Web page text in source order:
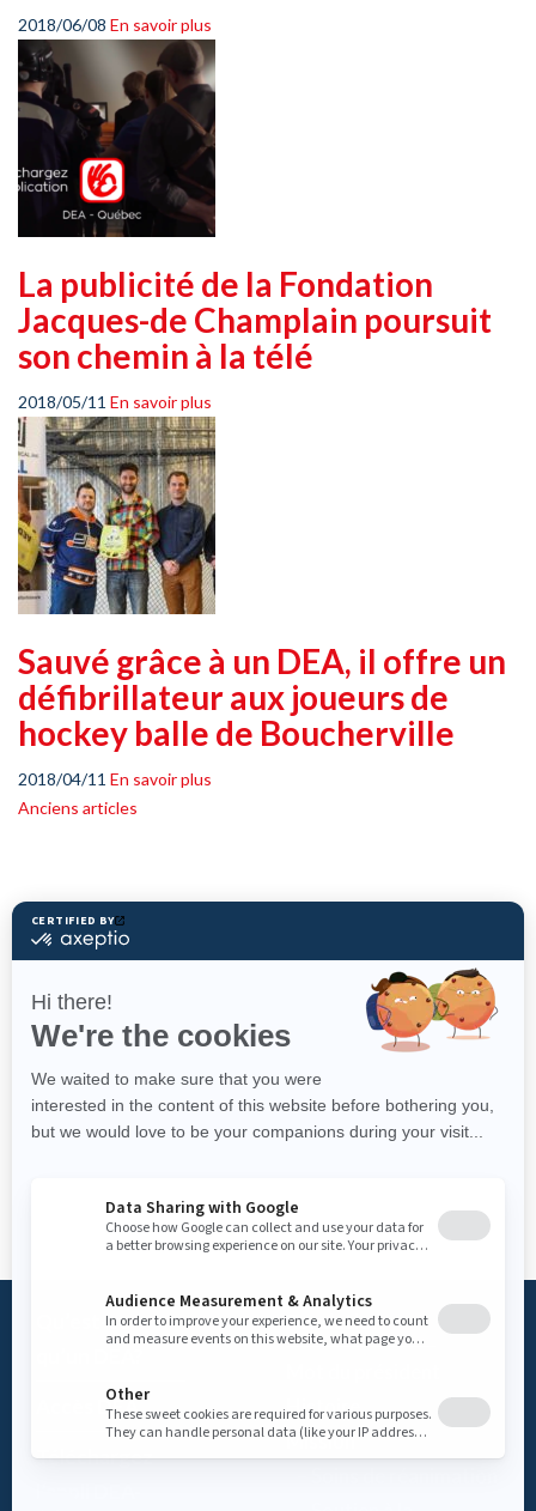
2018/06/08 En savoir plus
La publicité de la Fondation
Jacques-de Champlain poursuit
son chemin à la télé
2018/05/11 En savoir plus
Sauvé grâce à un DEA, il offre un
défibrillateur aux joueurs de
hockey balle de Boucherville
2018/04/11 En savoir plus
Navigation
Anciens articles
Qu’est-ce
Accès DEA
Téléchargez
Fondation
Histoire
Mission